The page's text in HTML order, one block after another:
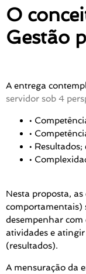
O
Gestão
A entrega
servidor sob 4
•
•
• Resultados;
•
Nesta proposta,
comportamentais)
desempenhar
atividades e
(resultados).
A mensuração da